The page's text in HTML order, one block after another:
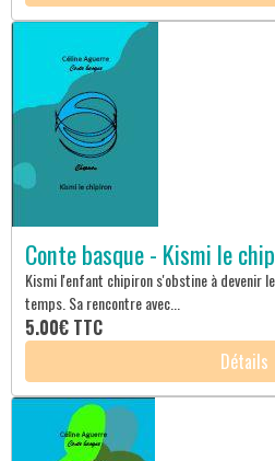
Conte basque - Kismi le
Kismi l'enfant chipiron s'obstine à devenir
temps. Sa rencontre avec...
5.00€ TTC
Détails